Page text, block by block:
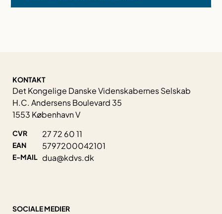
KONTAKT
Det Kongelige Danske Videnskabernes Selskab
H.C. Andersens Boulevard 35
1553 København V
CVR 27 72 60 11
EAN 5797200042101
E-MAIL dua@kdvs.dk
SOCIALE MEDIER